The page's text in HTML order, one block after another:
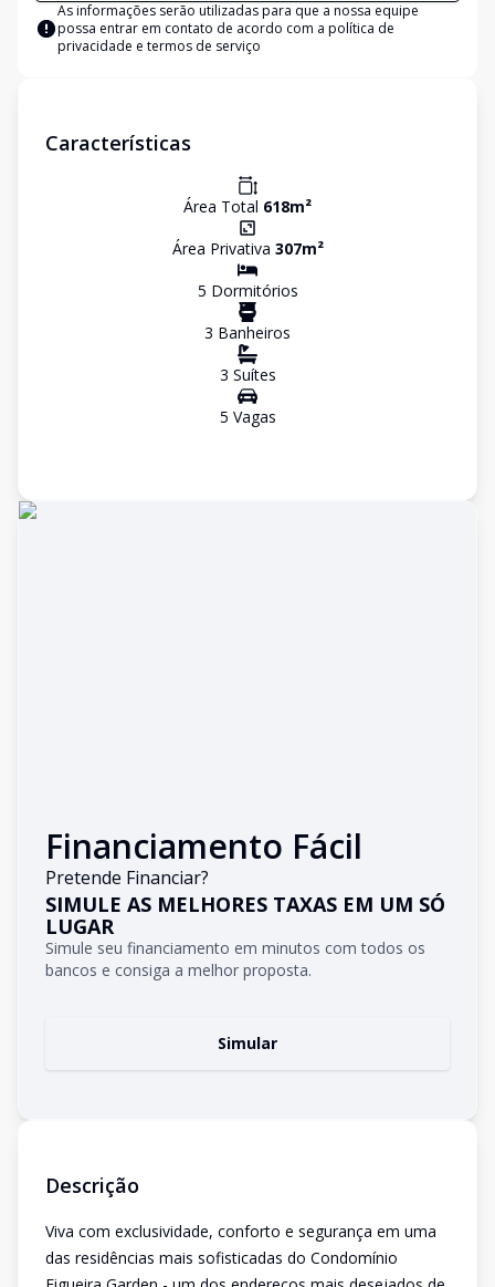
As informações serão utilizadas para que a nossa equipe
possa entrar em contato de acordo com a política de
privacidade e termos de serviço
Características
Área Total 618m²
Área Privativa 307m²
5 Dormitórios
3 Banheiros
3 Suítes
5 Vagas
Financiamento Fácil
Pretende Financiar?
SIMULE AS MELHORES TAXAS EM UM SÓ
LUGAR
Simule seu financiamento em minutos com todos os
bancos e consiga a melhor proposta.
Simular
Descrição
Viva com exclusividade, conforto e segurança em uma
das residências mais sofisticadas do Condomínio